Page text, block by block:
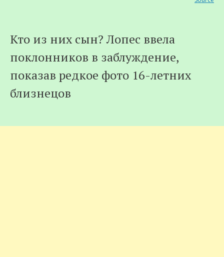
Кто из них сын? Лопес ввела
поклонников в заблуждение,
показав редкое фото 16-летних
близнецов